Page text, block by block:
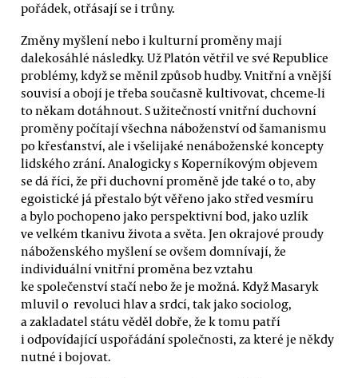
pořádek, otřásají se i trůny.
Změny myšlení nebo i kulturní proměny mají
dalekosáhlé následky. Už Platón větřil ve své Republice
problémy, když se měnil způsob hudby. Vnitřní a vnější
souvisí a obojí je třeba současně kultivovat, chceme-li
to někam dotáhnout. S užitečností vnitřní duchovní
proměny počítají všechna náboženství od šamanismu
po křesťanství, ale i všelijaké nenáboženské koncepty
lidského zrání. Analogicky s Koperníkovým objevem
se dá říci, že při duchovní proměně jde také o to, aby
egoistické já přestalo být věřeno jako střed vesmíru
a bylo pochopeno jako perspektivní bod, jako uzlík
ve velkém tkanivu života a světa. Jen okrajové proudy
náboženského myšlení se ovšem domnívají, že
individuální vnitřní proměna bez vztahu
ke společenství stačí nebo že je možná. Když Masaryk
mluvil o revoluci hlav a srdcí, tak jako sociolog,
a zakladatel státu věděl dobře, že k tomu patří
i odpovídající uspořádání společnosti, za které je někdy
nutné i bojovat.